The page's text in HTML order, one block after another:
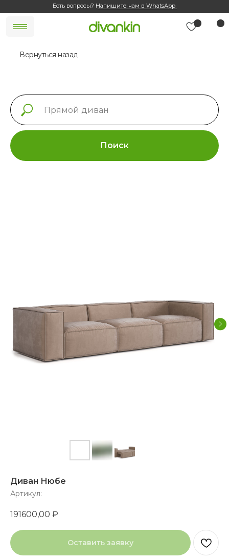
Есть вопросы? Напишите нам в WhatsApp
Вернуться назад
Поиск
Диван Нюбе
Артикул:
191600,00 ₽
Оставить заявку